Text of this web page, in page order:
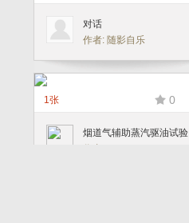
对话
作者: 随影自乐
1张
0
烟道气辅助蒸汽驱油试验